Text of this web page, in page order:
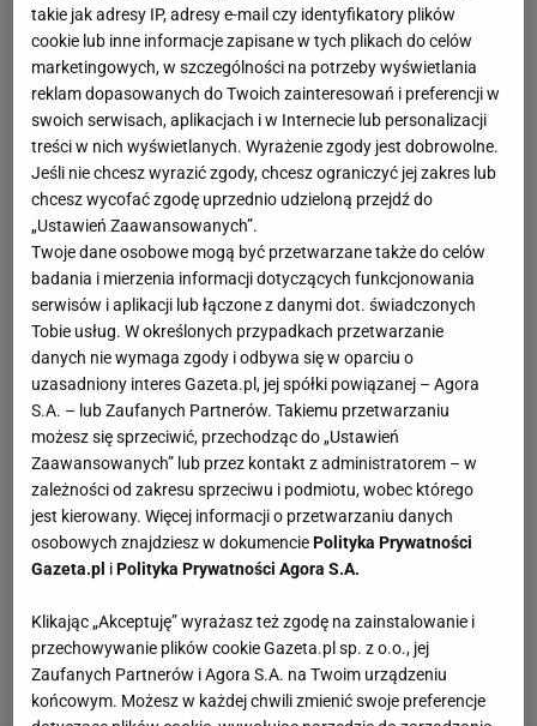
takie jak adresy IP, adresy e-mail czy identyfikatory plików
cookie lub inne informacje zapisane w tych plikach do celów
marketingowych, w szczególności na potrzeby wyświetlania
reklam dopasowanych do Twoich zainteresowań i preferencji w
swoich serwisach, aplikacjach i w Internecie lub personalizacji
treści w nich wyświetlanych. Wyrażenie zgody jest dobrowolne.
Jeśli nie chcesz wyrazić zgody, chcesz ograniczyć jej zakres lub
chcesz wycofać zgodę uprzednio udzieloną przejdź do
„Ustawień Zaawansowanych”.
Twoje dane osobowe mogą być przetwarzane także do celów
badania i mierzenia informacji dotyczących funkcjonowania
serwisów i aplikacji lub łączone z danymi dot. świadczonych
Tobie usług. W określonych przypadkach przetwarzanie
danych nie wymaga zgody i odbywa się w oparciu o
uzasadniony interes Gazeta.pl, jej spółki powiązanej – Agora
S.A. – lub Zaufanych Partnerów. Takiemu przetwarzaniu
możesz się sprzeciwić, przechodząc do „Ustawień
Zaawansowanych” lub przez kontakt z administratorem – w
zależności od zakresu sprzeciwu i podmiotu, wobec którego
jest kierowany. Więcej informacji o przetwarzaniu danych
osobowych znajdziesz w dokumenciePolityka Prywatności
Gazeta.pl iPolityka Prywatności Agora S.A.
Klikając „Akceptuję” wyrażasz też zgodę na zainstalowanie i
przechowywanie plików cookie Gazeta.pl sp. z o.o., jej
Zaufanych Partnerów i Agora S.A. na Twoim urządzeniu
końcowym. Możesz w każdej chwili zmienić swoje preferencje